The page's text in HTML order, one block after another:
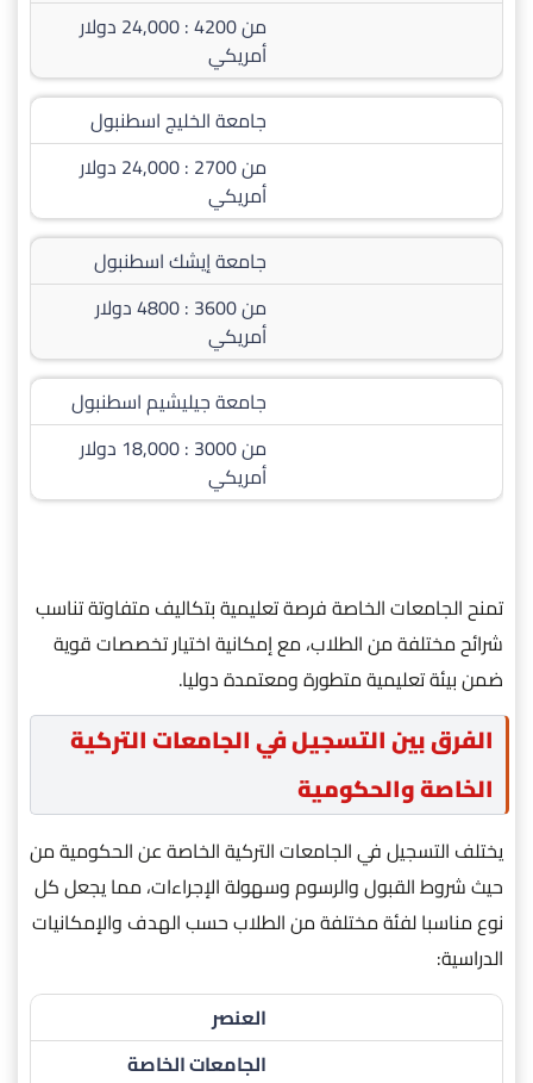
من 4200 : 24,000 دولار
أمريكي
جامعة الخليج اسطنبول
من 2700 : 24,000 دولار
أمريكي
جامعة إيشك اسطنبول
من 3600 : 4800 دولار
أمريكي
جامعة جيليشيم اسطنبول
من 3000 : 18,000 دولار
أمريكي
تمنح الجامعات الخاصة فرصة تعليمية بتكاليف متفاوتة تناسب
شرائح مختلفة من الطلاب، مع إمكانية اختيار تخصصات قوية
ضمن بيئة تعليمية متطورة ومعتمدة دوليا.
الفرق بين التسجيل في الجامعات التركية
الخاصة والحكومية
يختلف التسجيل في الجامعات التركية الخاصة عن الحكومية من
حيث شروط القبول والرسوم وسهولة الإجراءات، مما يجعل كل
نوع مناسبا لفئة مختلفة من الطلاب حسب الهدف والإمكانيات
الدراسية:
العنصر
الجامعات الخاصة